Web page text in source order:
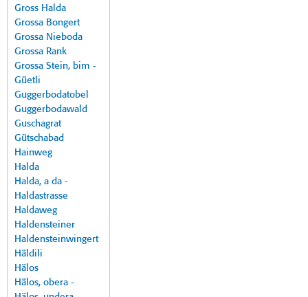
Gross Halda
Grossa Bongert
Grossa Nieboda
Grossa Rank
Grossa Stein, bim -
Güetli
Guggerbodatobel
Guggerbodawald
Guschagrat
Gütschabad
Hainweg
Halda
Halda, a da -
Haldastrasse
Haldaweg
Haldensteiner
Haldensteinwingert
Häldili
Hälos
Hälos, obera -